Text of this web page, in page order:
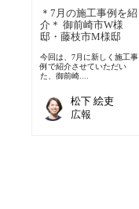
＊7月の施工事例を紹
介＊ 御前崎市W様
邸・藤枝市M様邸
今回は、7月に新しく施工事
例で紹介させていただい
た、御前崎....
松下 絵吏
広報